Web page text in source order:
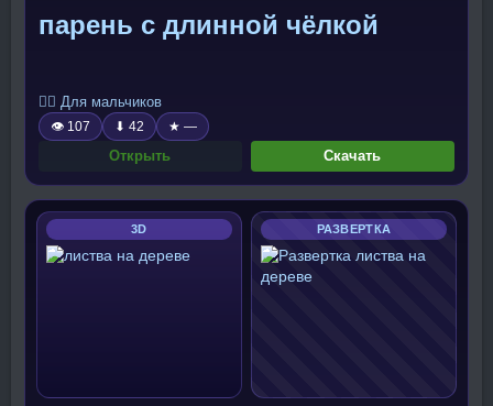
парень с длинной чёлкой
🧍‍♂️ Для мальчиков
👁 107 ⬇ 42 ★ —
Открыть Скачать
3D РАЗВЕРТКА